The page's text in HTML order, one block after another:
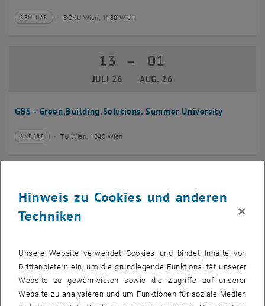
Veranstaltungstyp:
SEMINAR
Veranstaltungsort:BOKU Wien, 1180 Wien
GBS - Green.Building.Solutions. Summer University
13
JULI 26
13 Juli 2026 bis 01 August 2026
– 01
AUG. 26
Veranstaltungstyp:
ANDERE
Veranstaltungsort:TU Wien, 1040 Wien
JULI 26 JULI 26
Veranstaltungstyp:
KONFERENZ
Veranstaltungsort:TU Wien, 1040 Wien
28 Juli 2026
28
Hinweis zu Cookies und anderen
Techniken
×
Unsere Website verwendet Cookies und bindet Inhalte von
Drittanbietern ein, um die grundlegende Funktionalität unserer
Website zu gewährleisten sowie die Zugriffe auf unserer
Website zu analysieren und um Funktionen für soziale Medien